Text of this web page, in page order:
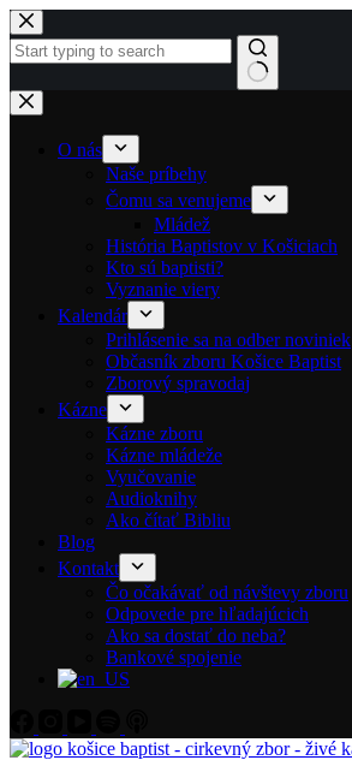
Skip to content
No results
O nás
Naše príbehy
Čomu sa venujeme
Mládež
História Baptistov v Košiciach
Kto sú baptisti?
Vyznanie viery
Kalendár
Prihlásenie sa na odber noviniek
Občasník zboru Košice Baptist
Zborový spravodaj
Kázne
Kázne zboru
Kázne mládeže
Vyučovanie
Audioknihy
Ako čítať Bibliu
Blog
Kontakt
Čo očakávať od návštevy zboru
Odpovede pre hľadajúcich
Ako sa dostať do neba?
Bankové spojenie